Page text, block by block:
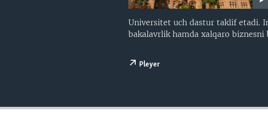
Universitet uch dastur taklif etadi.
bakalavrlik hamda xalqaro biznesni
Pleyer